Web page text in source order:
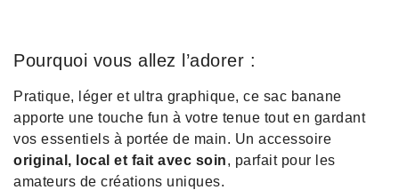
Pourquoi vous allez l’adorer :
Pratique, léger et ultra graphique, ce sac banane
apporte une touche fun à votre tenue tout en gardant
vos essentiels à portée de main. Un accessoire
original, local et fait avec soin, parfait pour les
amateurs de créations uniques.